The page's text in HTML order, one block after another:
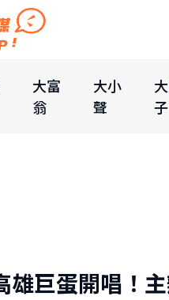
大富
翁
大小
聲
子
雄巨蛋開唱！